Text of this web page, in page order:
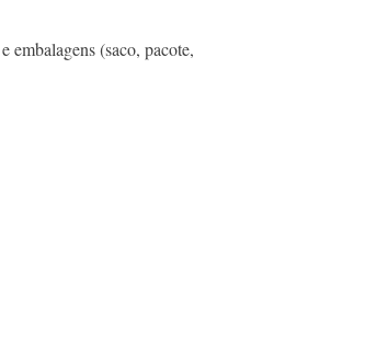
embalagens (saco, pacote,